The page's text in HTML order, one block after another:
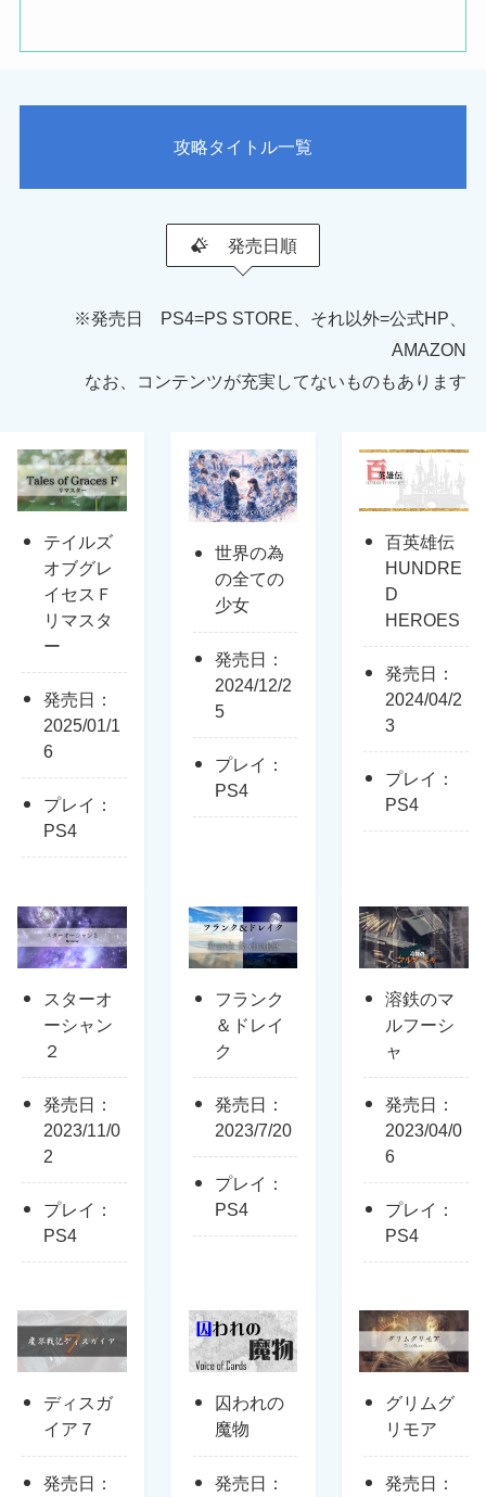
攻略タイトル一覧
発売日順
※発売日 PS4=PS STORE、それ以外=公式HP、
AMAZON
なお、コンテンツが充実してないものもあります
テイルズ
オブグレ
イセスＦ
リマスタ
ー
発売日：
2025/01/1
6
プレイ：
PS4
世界の為
の全ての
少女
発売日：
2024/12/2
5
プレイ：
PS4
百英雄伝
HUNDRE
D
HEROES
発売日：
2024/04/2
3
プレイ：
PS4
スターオ
ーシャン
２
発売日：
2023/11/0
2
プレイ：
PS4
フランク
＆ドレイ
ク
発売日：
2023/7/20
プレイ：
PS4
溶鉄のマ
ルフーシ
ャ
発売日：
2023/04/0
6
プレイ：
PS4
ディスガ
イア７
発売日：
囚われの
魔物
発売日：
グリムグ
リモア
発売日：